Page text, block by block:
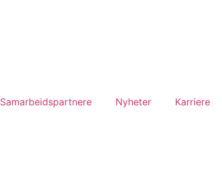
Samarbeidspartnere Nyheter Karriere